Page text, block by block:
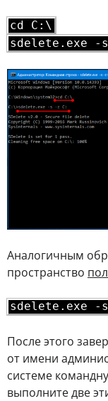
cd C:\
sdelete.exe -
Аналогичным
пространство
sdelete.exe -
После этого
от имени
системе
выполните две